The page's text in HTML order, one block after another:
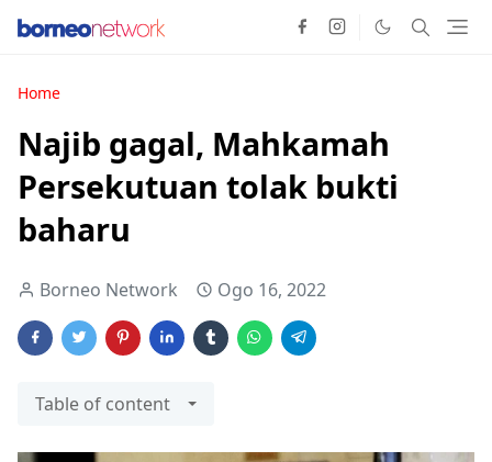
Home
Najib gagal, Mahkamah
Persekutuan tolak bukti
baharu
Borneo Network Ogo 16, 2022
Table of content